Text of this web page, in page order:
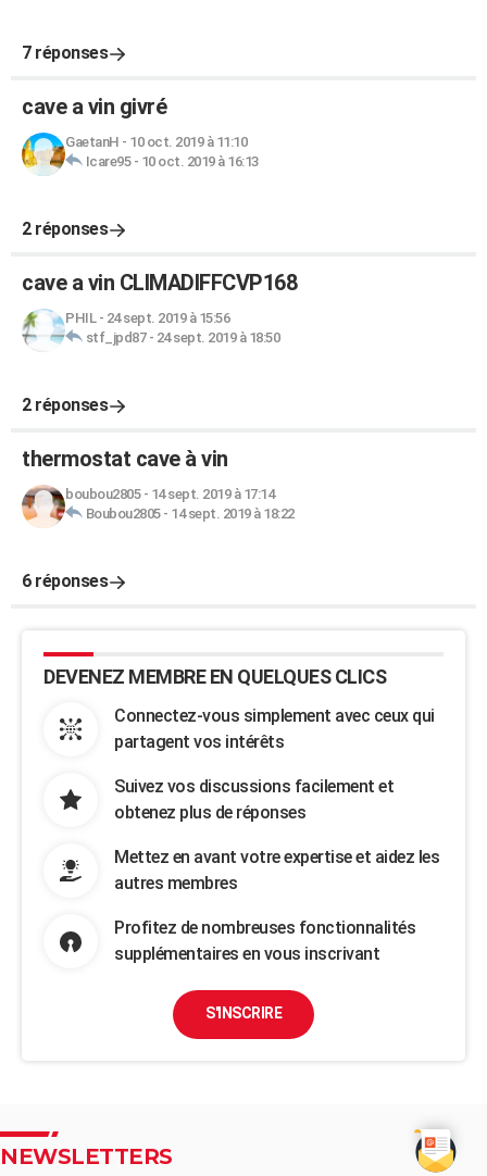
7 réponses
cave a vin givré
GaetanH - 10 oct. 2019 à 11:10
Icare95- 10 oct. 2019 à 16:13
2 réponses
cave a vin CLIMADIFFCVP168
PHIL- 24 sept. 2019 à 15:56
stf_jpd87- 24 sept. 2019 à 18:50
2 réponses
thermostat cave à vin
boubou2805- 14 sept. 2019 à 17:14
Boubou2805- 14 sept. 2019 à 18:22
6 réponses
DEVENEZ MEMBRE EN QUELQUES CLICS
Connectez-vous simplement avec ceux qui
partagent vos intérêts
Suivez vos discussions facilement et
obtenez plus de réponses
Mettez en avant votre expertise et aidez les
autres membres
Profitez de nombreuses fonctionnalités
supplémentaires en vous inscrivant
S'INSCRIRE
NEWSLETTERS